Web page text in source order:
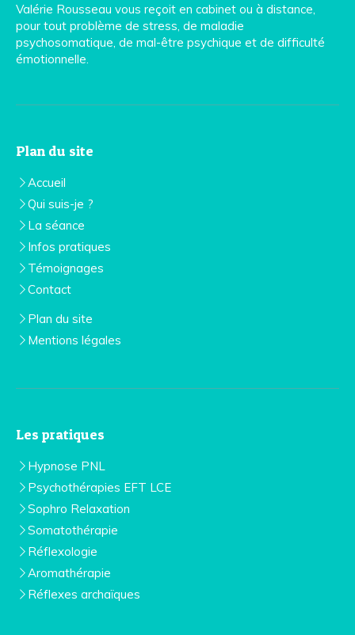
Valérie Rousseau vous reçoit en cabinet ou à distance,
pour tout problème de stress, de maladie
psychosomatique, de mal-être psychique et de difficulté
émotionnelle.
Plan du site
Accueil
Qui suis-je ?
La séance
Infos pratiques
Témoignages
Contact
Plan du site
Mentions légales
Les pratiques
Hypnose PNL
Psychothérapies EFT LCE
Sophro Relaxation
Somatothérapie
Réflexologie
Aromathérapie
Réflexes archaïques